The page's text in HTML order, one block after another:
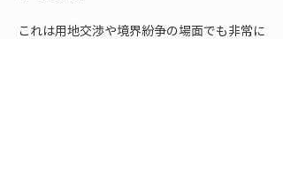
これは用地交渉や境界紛争の場面でも非常に